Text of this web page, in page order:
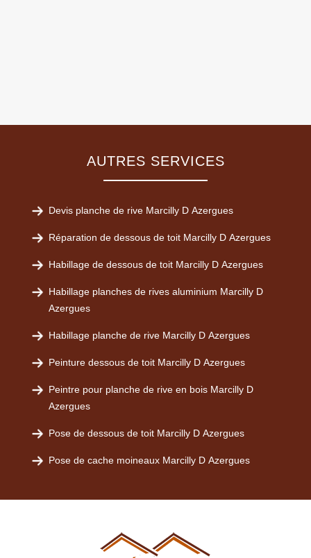
AUTRES SERVICES
Devis planche de rive Marcilly D Azergues
Réparation de dessous de toit Marcilly D Azergues
Habillage de dessous de toit Marcilly D Azergues
Habillage planches de rives aluminium Marcilly D
Azergues
Habillage planche de rive Marcilly D Azergues
Peinture dessous de toit Marcilly D Azergues
Peintre pour planche de rive en bois Marcilly D
Azergues
Pose de dessous de toit Marcilly D Azergues
Pose de cache moineaux Marcilly D Azergues